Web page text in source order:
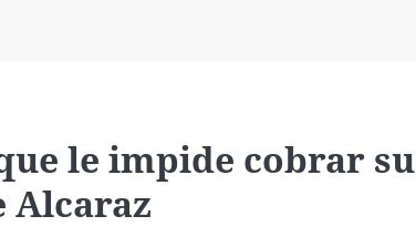
le impide cobrar su
Alcaraz